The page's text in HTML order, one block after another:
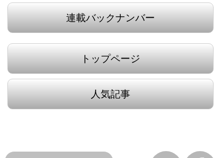
連載バックナンバー
トップページ
人気記事